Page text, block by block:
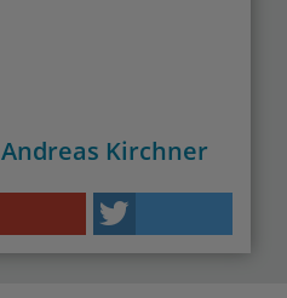
Andreas Kirchner